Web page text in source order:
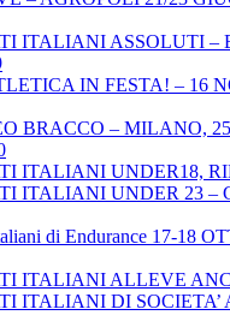
ITALIANI ASSOLUTI –
IN FESTA! – 16
BRACCO – MILANO,
ITALIANI UNDER18,
ITALIANI UNDER 23 –
di Endurance 17-18
ITALIANI ALLEVE
ITALIANI DI SOCIETA’